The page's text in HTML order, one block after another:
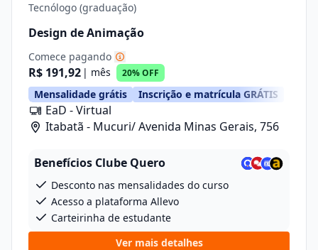
Tecnólogo (graduação)
Design de Animação
Comece pagando
R$ 191,92 | mês 20% OFF
Mensalidade grátis Inscrição e matrícula GRÁTIS
EaD - Virtual
Itabatã - Mucuri/ Avenida Minas Gerais, 756
Benefícios Clube Quero
Desconto nas mensalidades do curso
Acesso a plataforma Allevo
Carteirinha de estudante
Ver mais detalhes